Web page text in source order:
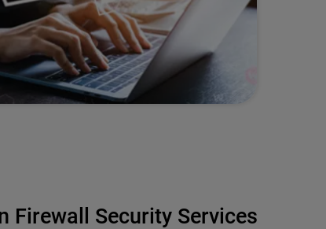
Firewall Security Services